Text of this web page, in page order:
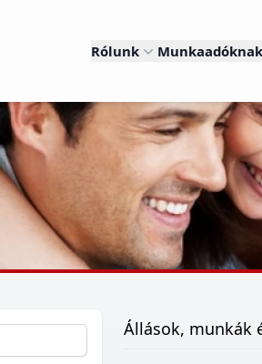
Rólunk Munkaadóknak
Állások, munkák